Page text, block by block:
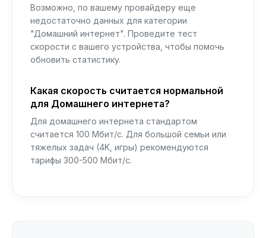
Возможно, по вашему провайдеру еще
недостаточно данных для категории
"Домашний интернет". Проведите тест
скорости с вашего устройства, чтобы помочь
обновить статистику.
Какая скорость считается нормальной
для Домашнего интернета?
Для домашнего интернета стандартом
считается 100 Мбит/с. Для большой семьи или
тяжелых задач (4K, игры) рекомендуются
тарифы 300-500 Мбит/с.